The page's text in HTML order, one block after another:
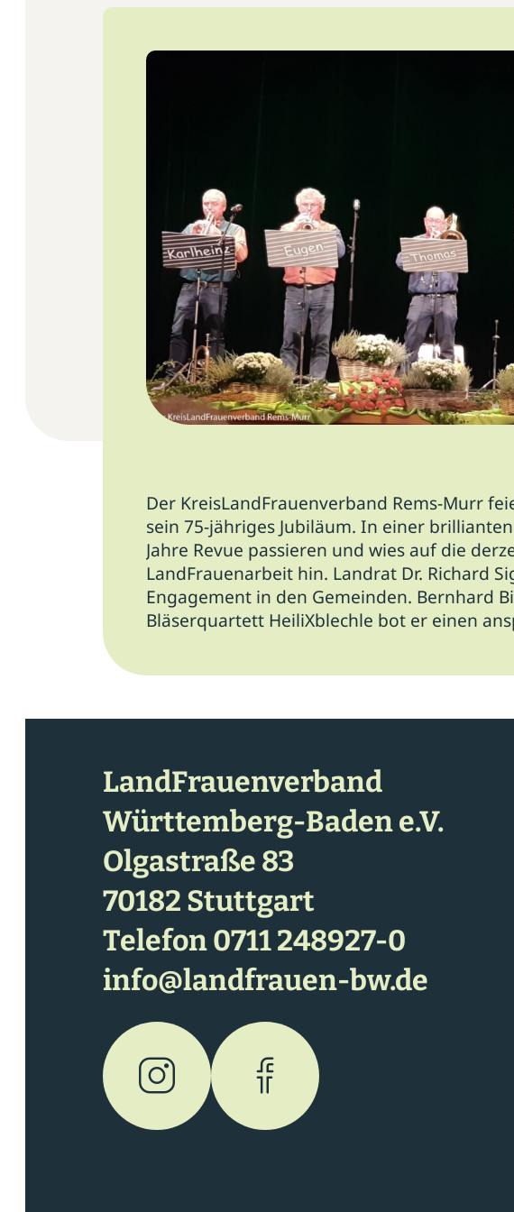
Startseite
Mitglied werden
Der KreisLandFrauenverband Rems-Murr
sein 75-jähriges Jubiläum. In einer
Jahre Revue passieren und wies auf die
LandFrauenarbeit hin. Landrat Dr. Richard
Engagement in den Gemeinden. Bernhard
Bläserquartett HeiliXblechle bot er einen
LandFrauenverband
Württemberg-Baden e.V.
Olgastraße 83
70182 Stuttgart
Telefon0711 248927-0
info@landfrauen-bw.de